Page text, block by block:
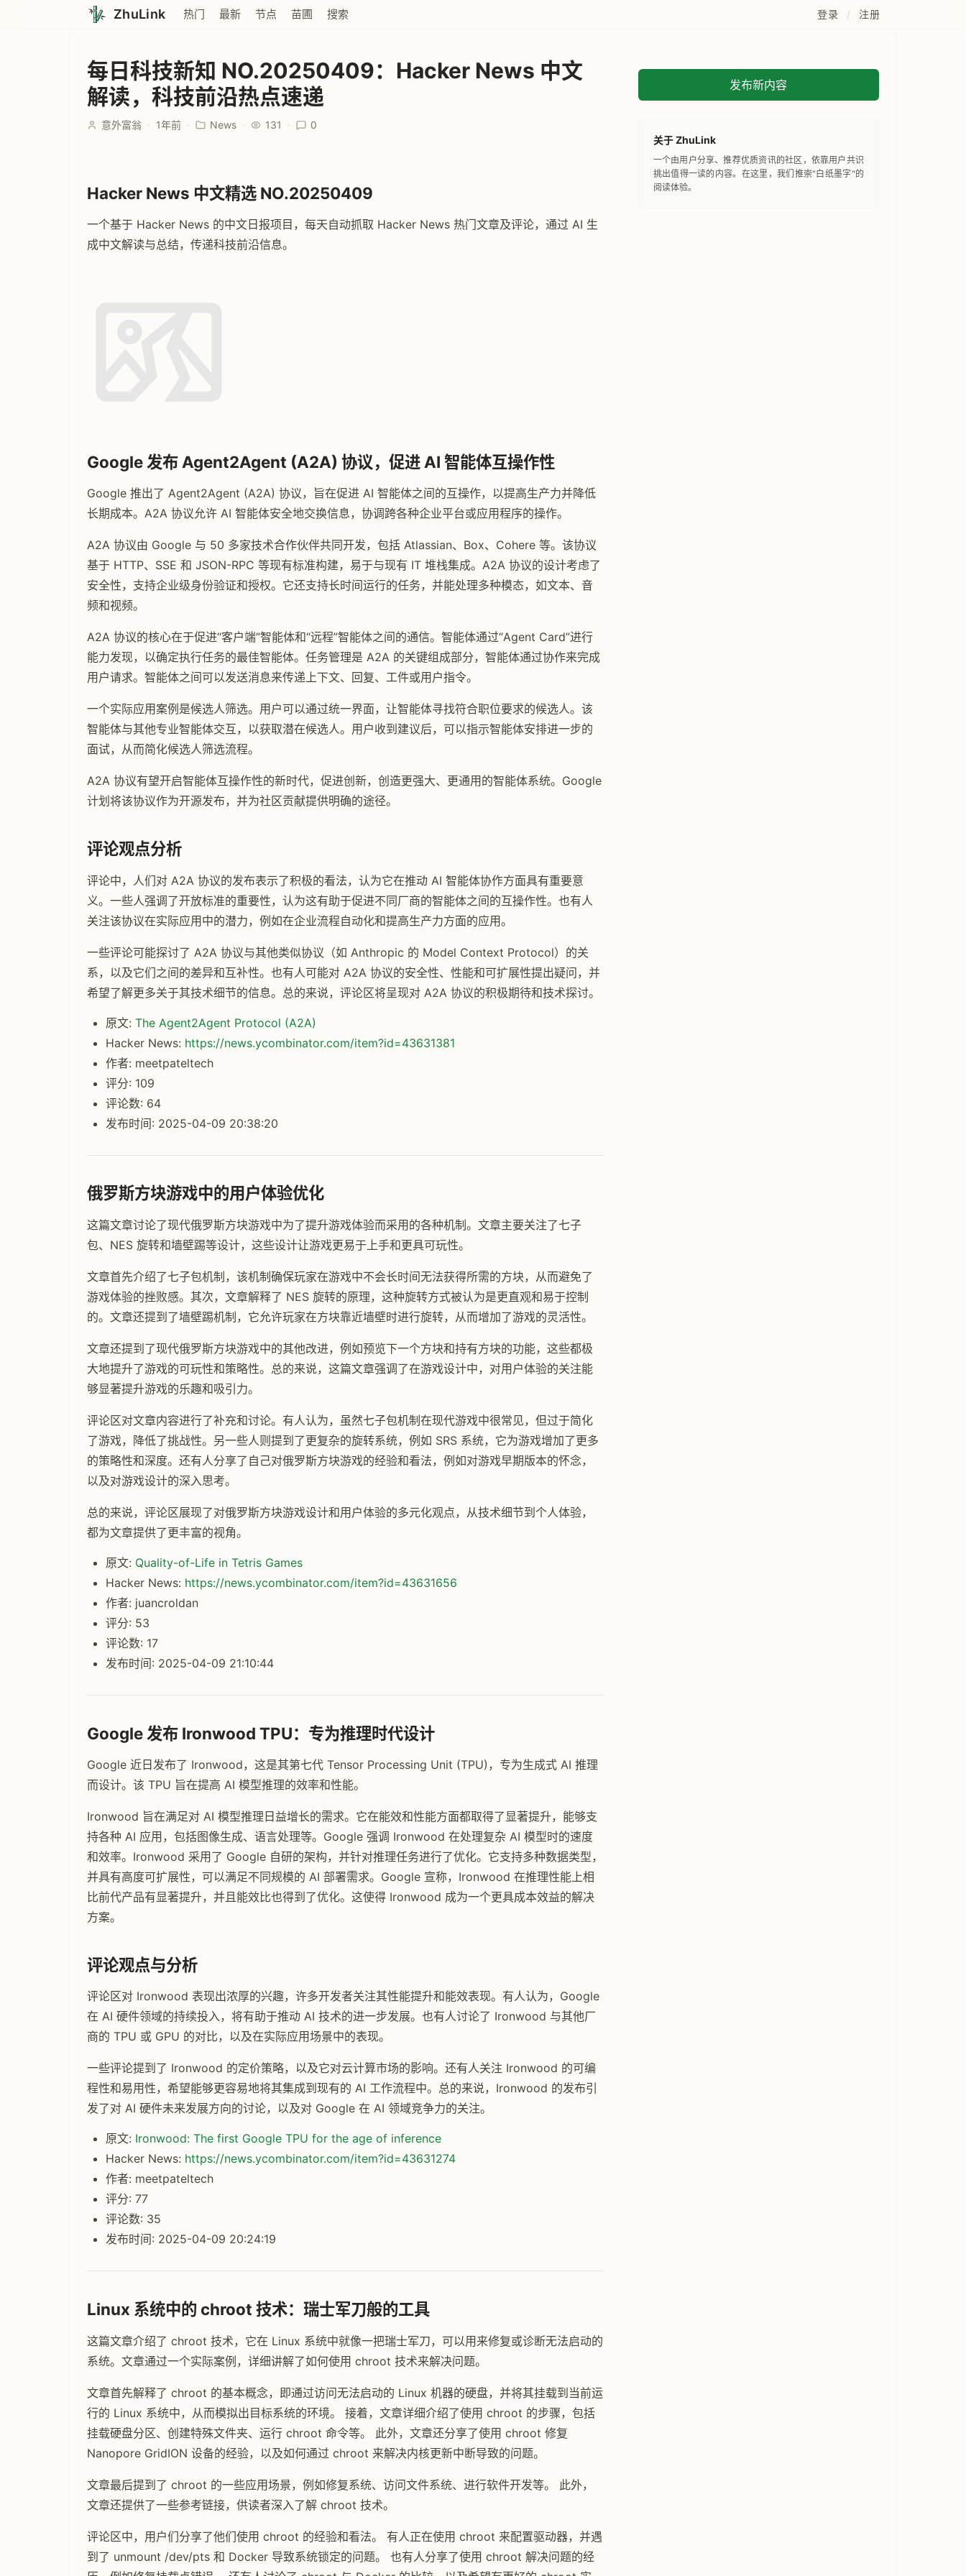
ZhuLink 热门 最新 节点 苗圃 搜索 登录 / 注册
每日科技新知 NO.20250409：Hacker News 中文
解读，科技前沿热点速递
意外富翁 · 1年前 · News · 131 · 0
Hacker News 中文精选 NO.20250409
一个基于 Hacker News 的中文日报项目，每天自动抓取 Hacker News 热门文章及评论，通过 AI 生
成中文解读与总结，传递科技前沿信息。
Google 发布 Agent2Agent (A2A) 协议，促进 AI 智能体互操作性
Google 推出了 Agent2Agent (A2A) 协议，旨在促进 AI 智能体之间的互操作，以提高生产力并降低
长期成本。A2A 协议允许 AI 智能体安全地交换信息，协调跨各种企业平台或应用程序的操作。
A2A 协议由 Google 与 50 多家技术合作伙伴共同开发，包括 Atlassian、Box、Cohere 等。该协议
基于 HTTP、SSE 和 JSON-RPC 等现有标准构建，易于与现有 IT 堆栈集成。A2A 协议的设计考虑了
安全性，支持企业级身份验证和授权。它还支持长时间运行的任务，并能处理多种模态，如文本、音
频和视频。
A2A 协议的核心在于促进“客户端”智能体和“远程”智能体之间的通信。智能体通过“Agent Card”进行
能力发现，以确定执行任务的最佳智能体。任务管理是 A2A 的关键组成部分，智能体通过协作来完成
用户请求。智能体之间可以发送消息来传递上下文、回复、工件或用户指令。
一个实际应用案例是候选人筛选。用户可以通过统一界面，让智能体寻找符合职位要求的候选人。该
智能体与其他专业智能体交互，以获取潜在候选人。用户收到建议后，可以指示智能体安排进一步的
面试，从而简化候选人筛选流程。
A2A 协议有望开启智能体互操作性的新时代，促进创新，创造更强大、更通用的智能体系统。Google
计划将该协议作为开源发布，并为社区贡献提供明确的途径。
评论观点分析
评论中，人们对 A2A 协议的发布表示了积极的看法，认为它在推动 AI 智能体协作方面具有重要意
义。一些人强调了开放标准的重要性，认为这有助于促进不同厂商的智能体之间的互操作性。也有人
关注该协议在实际应用中的潜力，例如在企业流程自动化和提高生产力方面的应用。
一些评论可能探讨了 A2A 协议与其他类似协议（如 Anthropic 的 Model Context Protocol）的关
系，以及它们之间的差异和互补性。也有人可能对 A2A 协议的安全性、性能和可扩展性提出疑问，并
希望了解更多关于其技术细节的信息。总的来说，评论区将呈现对 A2A 协议的积极期待和技术探讨。
原文: The Agent2Agent Protocol (A2A)
Hacker News: https://news.ycombinator.com/item?id=43631381
作者: meetpateltech
评分: 109
评论数: 64
发布时间: 2025-04-09 20:38:20
俄罗斯方块游戏中的用户体验优化
这篇文章讨论了现代俄罗斯方块游戏中为了提升游戏体验而采用的各种机制。文章主要关注了七子
包、NES 旋转和墙壁踢等设计，这些设计让游戏更易于上手和更具可玩性。
文章首先介绍了七子包机制，该机制确保玩家在游戏中不会长时间无法获得所需的方块，从而避免了
游戏体验的挫败感。其次，文章解释了 NES 旋转的原理，这种旋转方式被认为是更直观和易于控制
的。文章还提到了墙壁踢机制，它允许玩家在方块靠近墙壁时进行旋转，从而增加了游戏的灵活性。
文章还提到了现代俄罗斯方块游戏中的其他改进，例如预览下一个方块和持有方块的功能，这些都极
大地提升了游戏的可玩性和策略性。总的来说，这篇文章强调了在游戏设计中，对用户体验的关注能
够显著提升游戏的乐趣和吸引力。
评论区对文章内容进行了补充和讨论。有人认为，虽然七子包机制在现代游戏中很常见，但过于简化
了游戏，降低了挑战性。另一些人则提到了更复杂的旋转系统，例如 SRS 系统，它为游戏增加了更多
的策略性和深度。还有人分享了自己对俄罗斯方块游戏的经验和看法，例如对游戏早期版本的怀念，
以及对游戏设计的深入思考。
总的来说，评论区展现了对俄罗斯方块游戏设计和用户体验的多元化观点，从技术细节到个人体验，
都为文章提供了更丰富的视角。
原文: Quality-of-Life in Tetris Games
Hacker News: https://news.ycombinator.com/item?id=43631656
作者: juancroldan
评分: 53
评论数: 17
发布时间: 2025-04-09 21:10:44
Google 发布 Ironwood TPU：专为推理时代设计
Google 近日发布了 Ironwood，这是其第七代 Tensor Processing Unit (TPU)，专为生成式 AI 推理
而设计。该 TPU 旨在提高 AI 模型推理的效率和性能。
Ironwood 旨在满足对 AI 模型推理日益增长的需求。它在能效和性能方面都取得了显著提升，能够支
持各种 AI 应用，包括图像生成、语言处理等。Google 强调 Ironwood 在处理复杂 AI 模型时的速度
和效率。Ironwood 采用了 Google 自研的架构，并针对推理任务进行了优化。它支持多种数据类型，
并具有高度可扩展性，可以满足不同规模的 AI 部署需求。Google 宣称，Ironwood 在推理性能上相
比前代产品有显著提升，并且能效比也得到了优化。这使得 Ironwood 成为一个更具成本效益的解决
方案。
评论观点与分析
评论区对 Ironwood 表现出浓厚的兴趣，许多开发者关注其性能提升和能效表现。有人认为，Google
在 AI 硬件领域的持续投入，将有助于推动 AI 技术的进一步发展。也有人讨论了 Ironwood 与其他厂
商的 TPU 或 GPU 的对比，以及在实际应用场景中的表现。
一些评论提到了 Ironwood 的定价策略，以及它对云计算市场的影响。还有人关注 Ironwood 的可编
程性和易用性，希望能够更容易地将其集成到现有的 AI 工作流程中。总的来说，Ironwood 的发布引
发了对 AI 硬件未来发展方向的讨论，以及对 Google 在 AI 领域竞争力的关注。
原文: Ironwood: The first Google TPU for the age of inference
Hacker News: https://news.ycombinator.com/item?id=43631274
作者: meetpateltech
评分: 77
评论数: 35
发布时间: 2025-04-09 20:24:19
Linux 系统中的 chroot 技术：瑞士军刀般的工具
这篇文章介绍了 chroot 技术，它在 Linux 系统中就像一把瑞士军刀，可以用来修复或诊断无法启动的
系统。文章通过一个实际案例，详细讲解了如何使用 chroot 技术来解决问题。
文章首先解释了 chroot 的基本概念，即通过访问无法启动的 Linux 机器的硬盘，并将其挂载到当前运
行的 Linux 系统中，从而模拟出目标系统的环境。 接着，文章详细介绍了使用 chroot 的步骤，包括
挂载硬盘分区、创建特殊文件夹、运行 chroot 命令等。 此外，文章还分享了使用 chroot 修复
Nanopore GridION 设备的经验，以及如何通过 chroot 来解决内核更新中断导致的问题。
文章最后提到了 chroot 的一些应用场景，例如修复系统、访问文件系统、进行软件开发等。 此外，
文章还提供了一些参考链接，供读者深入了解 chroot 技术。
评论区中，用户们分享了他们使用 chroot 的经验和看法。 有人正在使用 chroot 来配置驱动器，并遇
到了 unmount /dev/pts 和 Docker 导致系统锁定的问题。 也有人分享了使用 chroot 解决问题的经
发布新内容
关于 ZhuLink
一个由用户分享、推荐优质资讯的社区，依靠用户共识
挑出值得一读的内容。在这里，我们推崇"白纸墨字"的
阅读体验。